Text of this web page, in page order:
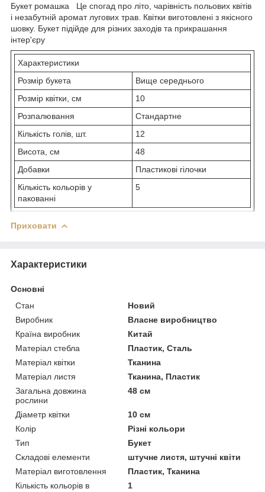
Букет ромашка Це спогад про літо, чарівність польових квітів
і незабутній аромат лугових трав. Квітки виготовлені з якісного
шовку. Букет підійде для різних заходів та прикрашання
інтер'єру
Характеристики
Розмір букета
Вище середнього
Розмір квітки, см
10
Розпалювання
Стандартне
Кількість голів, шт.
12
Висота, см
48
Добавки
Пластикові гілочки
Кількість кольорів у
пакованні
5
Приховати
Характеристики
Основні
Стан
Новий
Виробник
Власне виробництво
Країна виробник
Китай
Матеріал стебла
Пластик, Сталь
Матеріал квітки
Тканина
Матеріал листя
Тканина, Пластик
Загальна довжина
рослини
48 см
Діаметр квітки
10 см
Колір
Різні кольори
Тип
Букет
Складові елементи
штучне листя, штучні квіти
Матеріал виготовлення
Пластик, Тканина
Кількість кольорів в
1